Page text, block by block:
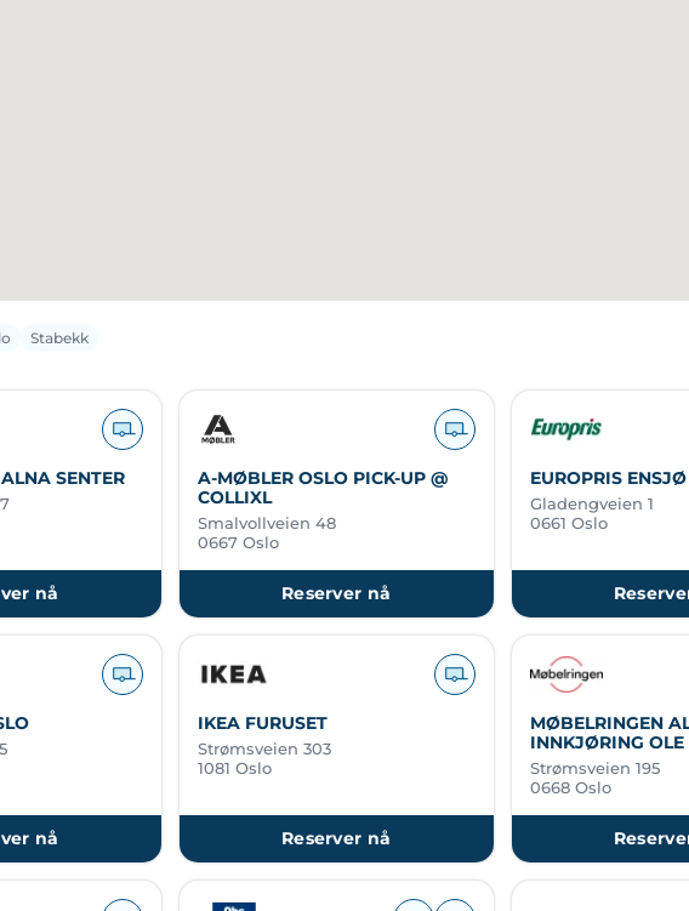
Stabekk
SENTER
nå
A-MØBLER OSLO PICK-UP @
COLLIXL
Smalvollveien 48
0667 Oslo
Reserver nå
EUROPRIS ENSJØ
Gladengveien 1
0661 Oslo
nå
IKEA FURUSET
Strømsveien 303
1081 Oslo
Reserver nå
MØBELRINGEN
INNKJØRING OLE
Strømsveien 195
0668 Oslo